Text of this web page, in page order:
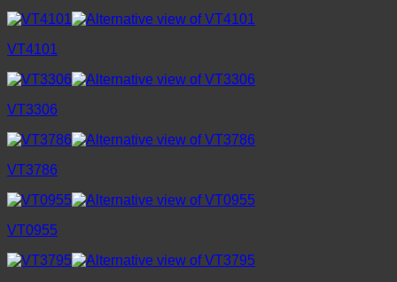
VT4101
VT3306
VT3786
VT0955